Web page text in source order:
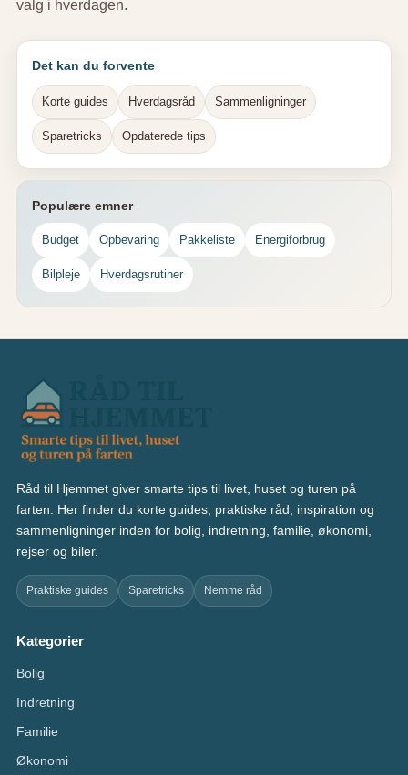
valg i hverdagen.
Det kan du forvente
Korte guides Hverdagsråd Sammenligninger
Sparetricks Opdaterede tips
Populære emner
Budget Opbevaring Pakkeliste Energiforbrug
Bilpleje Hverdagsrutiner
Råd til Hjemmet giver smarte tips til livet, huset og turen på
farten. Her finder du korte guides, praktiske råd, inspiration og
sammenligninger inden for bolig, indretning, familie, økonomi,
rejser og biler.
Praktiske guides Sparetricks Nemme råd
Kategorier
Bolig
Indretning
Familie
Økonomi